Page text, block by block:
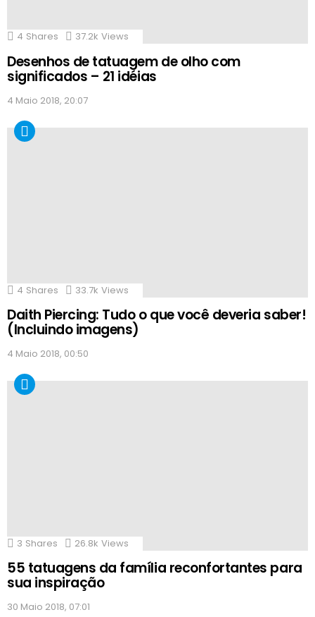
4 Shares 37.2k Views
Desenhos de tatuagem de olho com
significados – 21 idéias
4 Maio 2018, 20:07
4 Shares 33.7k Views
Daith Piercing: Tudo o que você deveria saber!
(Incluindo imagens)
4 Maio 2018, 00:50
3 Shares 26.8k Views
55 tatuagens da família reconfortantes para
sua inspiração
30 Maio 2018, 07:01